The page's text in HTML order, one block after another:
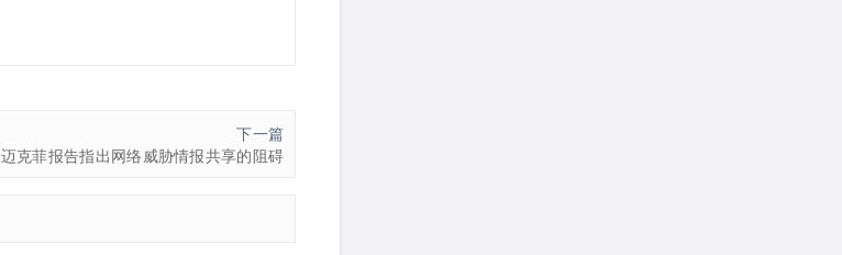
下一篇
迈克菲报告指出网络威胁情报共享的阻碍